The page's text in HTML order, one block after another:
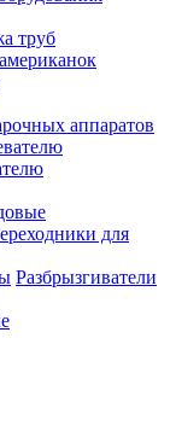
труб
аппаратов
для
Разбрызгиватели